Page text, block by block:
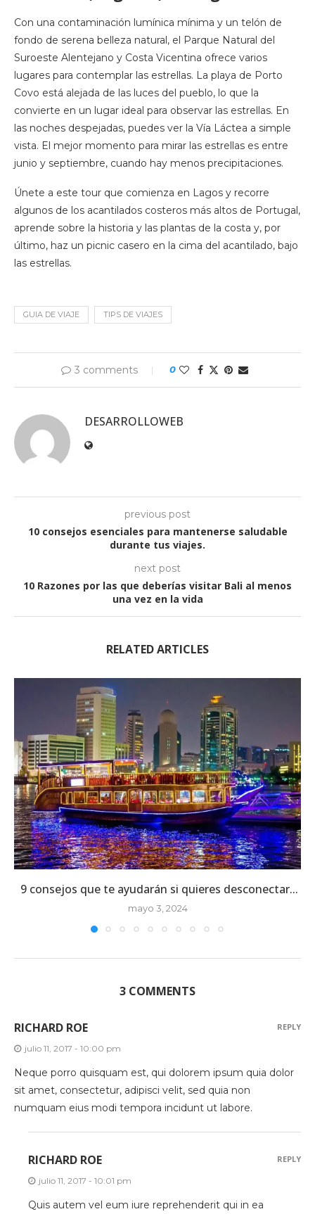
Con una contaminación lumínica mínima y un telón de
fondo de serena belleza natural, el Parque Natural del
Suroeste Alentejano y Costa Vicentina ofrece varios
lugares para contemplar las estrellas. La playa de Porto
Covo está alejada de las luces del pueblo, lo que la
convierte en un lugar ideal para observar las estrellas. En
las noches despejadas, puedes ver la Vía Láctea a simple
vista. El mejor momento para mirar las estrellas es entre
junio y septiembre, cuando hay menos precipitaciones.
Únete a este tour que comienza en Lagos y recorre
algunos de los acantilados costeros más altos de Portugal,
aprende sobre la historia y las plantas de la costa y, por
último, haz un picnic casero en la cima del acantilado, bajo
las estrellas.
GUIA DE VIAJE TIPS DE VIAJES
3 comments 0
DESARROLLOWEB
previous post
10 consejos esenciales para mantenerse saludable
durante tus viajes.
next post
10 Razones por las que deberías visitar Bali al menos
una vez en la vida
RELATED ARTICLES
9 consejos que te ayudarán si quieres desconectar...
mayo 3, 2024
3 COMMENTS
RICHARD ROE
julio 11, 2017 - 10:00 pm
Neque porro quisquam est, qui dolorem ipsum quia dolor
sit amet, consectetur, adipisci velit, sed quia non
numquam eius modi tempora incidunt ut labore.
REPLY
RICHARD ROE
julio 11, 2017 - 10:01 pm
Quis autem vel eum iure reprehenderit qui in ea
REPLY